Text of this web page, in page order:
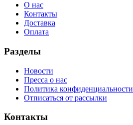
О нас
Контакты
Доставка
Оплата
Разделы
Новости
Пресса о нас
Политика конфиденциальности
Отписаться от рассылки
Контакты